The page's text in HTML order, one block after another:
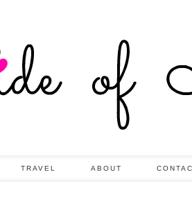
TRAVEL ABOUT